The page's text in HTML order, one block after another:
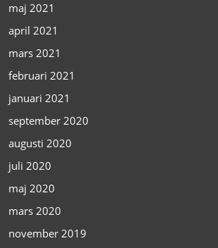
maj 2021
april 2021
mars 2021
februari 2021
januari 2021
september 2020
augusti 2020
juli 2020
maj 2020
mars 2020
november 2019